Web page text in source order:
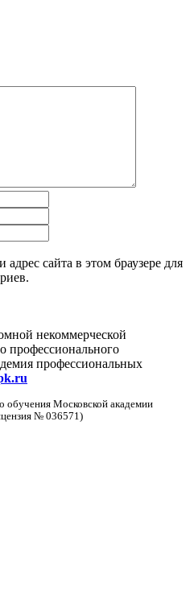
сайта в этом браузере для
некоммерческой
профессионального
профессиональных
обучения Московской академии
№ 036571)